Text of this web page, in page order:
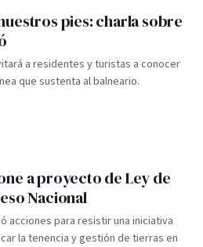
pies: charla sobre
a residentes y turistas a conocer
que sustenta al balneario.
a proyecto de Ley de
Nacional
acciones para resistir una iniciativa
la tenencia y gestión de tierras en